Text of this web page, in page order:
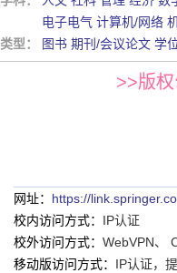
电子电气 计算机/网络
类型：
图书 期刊/会议论文 学
>>版
网址： https://
校内访问方式： IP认证
校外访问方式： WebVPN、
移动版访问方式： IP认证，